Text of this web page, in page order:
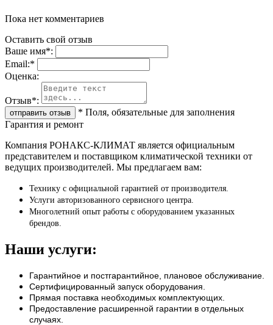
Пока нет комментариев
Оставить свой отзыв
Ваше имя*:
Email:*
Oценка:
Отзыв*:
* Поля, обязательные для заполнения
Гарантия и ремонт
Компания РОНАКС-КЛИМАТ является официальным
представителем и поставщиком климатической техники от
ведущих производителей. Мы предлагаем вам:
Технику с официальной гарантией от производителя.
Услуги авторизованного сервисного центра.
Многолетний опыт работы с оборудованием указанных
брендов.
Наши услуги:
Гарантийное и постгарантийное, плановое обслуживание.
Сертифицированный запуск оборудования.
Прямая поставка необходимых комплектующих.
Предоставление расширенной гарантии в отдельных
случаях.